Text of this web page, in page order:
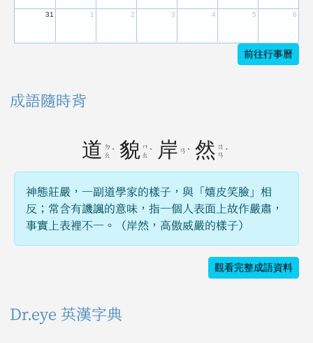
31 1 2 3 4 5 6
前往行事曆
成語隨時背
道 ㄉ
ㄠ ˋ 貌 ㄇ
ㄠ ˋ 岸 ㄢ ˋ 然 ㄖ
ㄢ ˊ
神態莊嚴，一副道學家的樣子，與「嬉皮笑臉」相
反；常含有譏諷的意味，指一個人表面上故作嚴肅，
事實上表裡不一。（岸然，高傲威嚴的樣子）
觀看完整成語資料
Dr.eye 英漢字典